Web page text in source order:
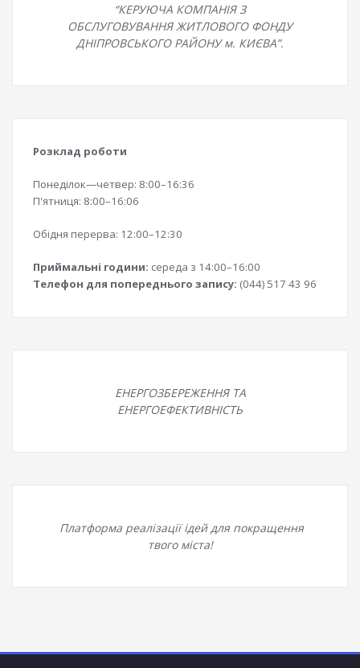
“КЕРУЮЧА КОМПАНІЯ З
ОБСЛУГОВУВАННЯ ЖИТЛОВОГО ФОНДУ
ДНІПРОВСЬКОГО РАЙОНУ м. КИЄВА”.
Розклад роботи
Понеділок—четвер: 8:00–16:36
П'ятниця: 8:00–16:06
Обідня перерва: 12:00–12:30
Приймальні години: середа з 14:00–16:00
Телефон для попереднього запису: (044) 517 43 96
ЕНЕРГОЗБЕРЕЖЕННЯ ТА
ЕНЕРГОЕФЕКТИВНІСТЬ
Платформа реалізації ідей для покращення
твого міста!